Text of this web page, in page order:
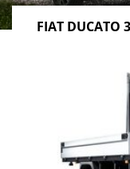
FIAT DUCATO